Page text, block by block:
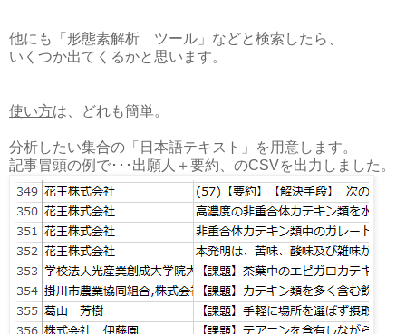
他にも「形態素解析 ツール」などと検索したら、
いくつか出てくるかと思います。
使い方は、どれも簡単。
分析したい集合の「日本語テキスト」を用意します。
記事冒頭の例で･･･出願人＋要約、のCSVを出力しました。